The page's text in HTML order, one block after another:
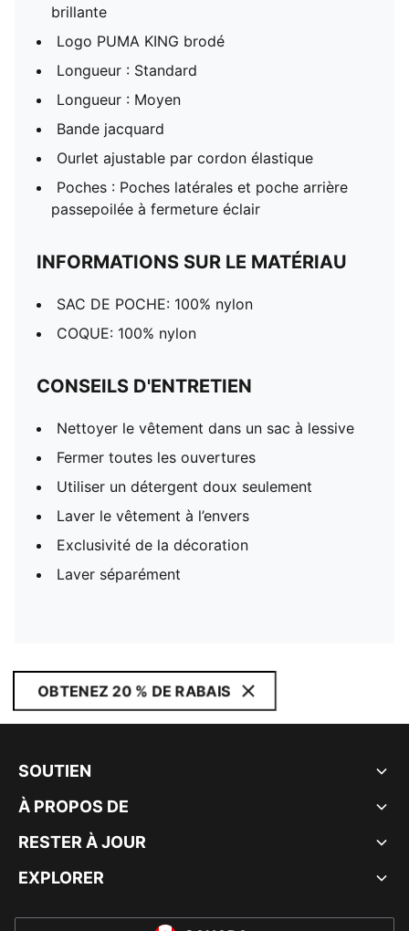
brillante
Logo PUMA KING brodé
Longueur : Standard
Longueur : Moyen
Bande jacquard
Ourlet ajustable par cordon élastique
Poches : Poches latérales et poche arrière
passepoilée à fermeture éclair
INFORMATIONS SUR LE MATÉRIAU
SAC DE POCHE: 100% nylon
COQUE: 100% nylon
CONSEILS D'ENTRETIEN
Nettoyer le vêtement dans un sac à lessive
Fermer toutes les ouvertures
Utiliser un détergent doux seulement
Laver le vêtement à l’envers
Exclusivité de la décoration
Laver séparément
OBTENEZ 20 % DE RABAIS
SOUTIEN
À PROPOS DE
RESTER À JOUR
EXPLORER